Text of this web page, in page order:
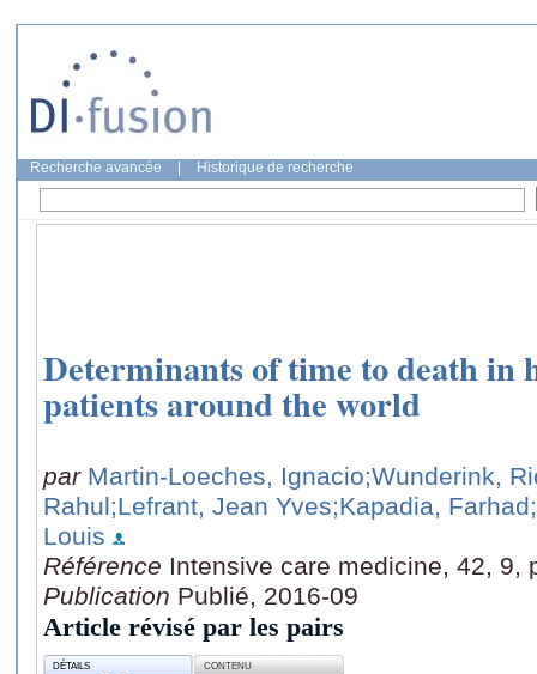
Recherche avancée Historique de recherche
Determinants of time to death
patients around the world
par Martin-Loeches, Ignacio;Wunderink,
Rahul;Lefrant, Jean Yves;Kapadia, Farhad
Louis
Référence Intensive care medicine, 42, 9,
Publication Publié, 2016-09
Article révisé par les pairs
DÉTAILS CONTENU